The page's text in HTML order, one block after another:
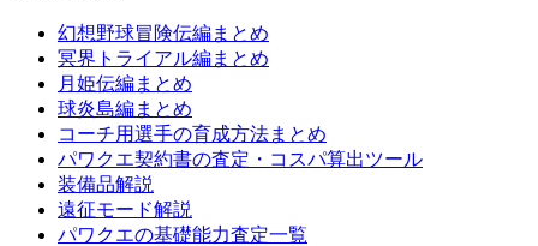
幻想野球冒険伝編まとめ
冥界トライアル編まとめ
月姫伝編まとめ
球炎島編まとめ
コーチ用選手の育成方法まとめ
パワクエ契約書の査定・コスパ算出ツール
装備品解説
遠征モード解説
パワクエの基礎能力査定一覧